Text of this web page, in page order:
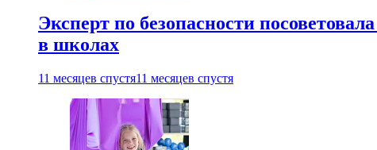
Эксперт по безопасности
в школах
11 месяцев спустя11 месяцев спустя